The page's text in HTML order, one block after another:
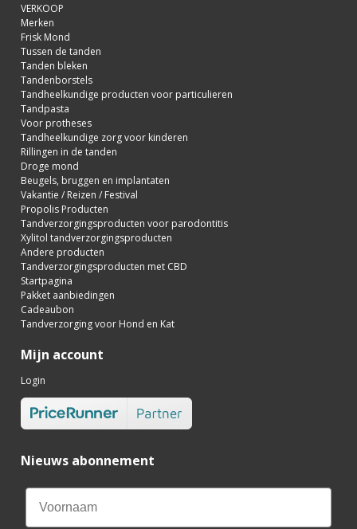
VERKOOP
Merken
Frisk Mond
Tussen de tanden
Tanden bleken
Tandenborstels
Tandheelkundige producten voor particulieren
Tandpasta
Voor protheses
Tandheelkundige zorg voor kinderen
Rillingen in de tanden
Droge mond
Beugels, bruggen en implantaten
Vakantie / Reizen / Festival
Propolis Producten
Tandverzorgingsproducten voor parodontitis
Xylitol tandverzorgingsproducten
Andere producten
Tandverzorgingsproducten met CBD
Startpagina
Pakket aanbiedingen
Cadeaubon
Tandverzorging voor Hond en Kat
Mijn account
Login
Nieuws abonnement